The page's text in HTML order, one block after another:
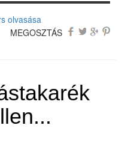
olvasása
MEGOSZTÁS